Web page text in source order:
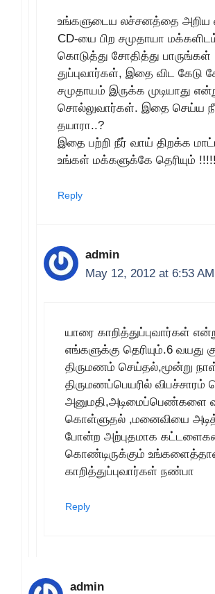
உங்களுடைய லச்சனத்தை அறிய
CD-யை பிற சமுதாயா
கொடுத்து சோதித்து பாருங்கள் ,
துப்புவார்கள், இதை விட கேடு
சமுதாயம் இருக்க முடியாது
சொல்லுவார்கள். இதை செய்ய
தயாரா..?
இதை பற்றி நீர் வாய் திறக்க
உங்கள் மக்களுக்கே தெரியும்
Reply
admin
May 12, 2012 at 6:53 AM
யாரை காறித்துப்புவார்கள்
எங்களுக்கு தெரியும்.6 வயது
திருமணம் செய்தல்,மூன்று
திருமணப்பெயரில் விபச்சாரம்
அனுமதி,அடிமைப்பெண்களை
கொள்ளுதல் ,மனைவியை
போன்ற அற்புதமாக
கொண்டிருக்கும்
காறித்துப்புவார்கள் நண்பா
Reply
admin